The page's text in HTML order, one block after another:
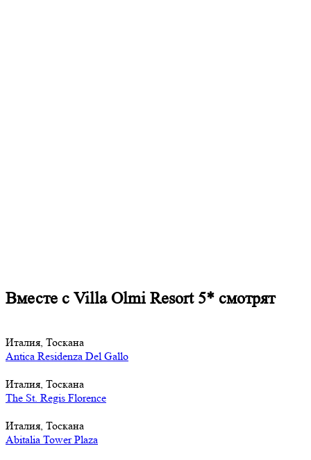
Вместе с Villa Olmi Resort 5* смотрят
Италия, Тоскана
Antica Residenza Del Gallo
Италия, Тоскана
The St. Regis Florence
Италия, Тоскана
Abitalia Tower Plaza